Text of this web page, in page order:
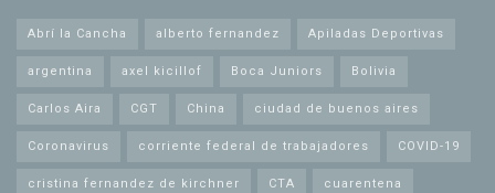
Abrí la Cancha alberto fernandez Apiladas Deportivas
argentina axel kicillof Boca Juniors Bolivia
Carlos Aira CGT China ciudad de buenos aires
Coronavirus corriente federal de trabajadores COVID-19
cristina fernandez de kirchner CTA cuarentena